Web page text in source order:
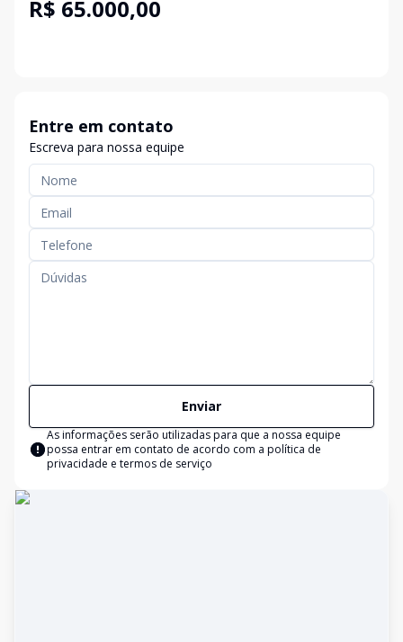
R$ 65.000,00
Entre em contato
Escreva para nossa equipe
Enviar
As informações serão utilizadas para que a nossa equipe
possa entrar em contato de acordo com a política de
privacidade e termos de serviço